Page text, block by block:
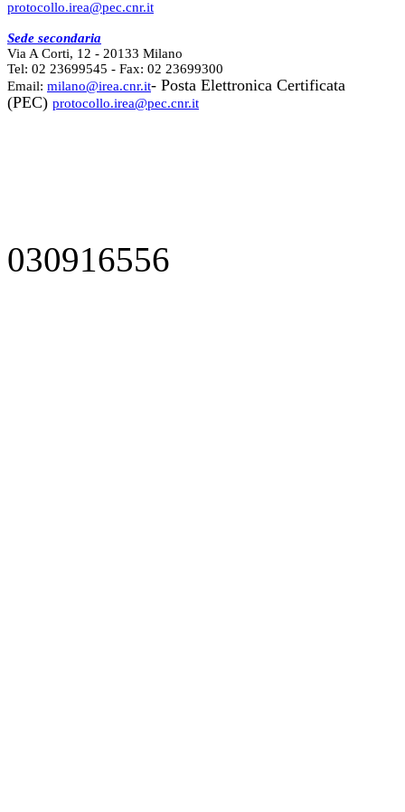
protocollo.irea@pec.cnr.it
Sede secondaria
Via A Corti, 12 - 20133 Milano
Tel: 02 23699545 - Fax: 02 23699300
Email: milano@irea.cnr.it- Posta Elettronica Certificata
(PEC) protocollo.irea@pec.cnr.it
030916556